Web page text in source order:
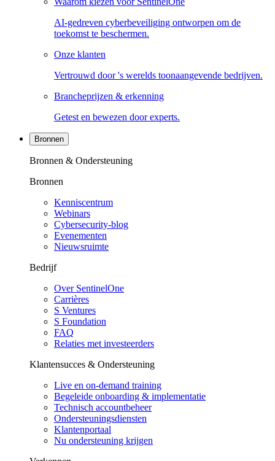
AI-gedreven cyberbeveiliging ontworpen om de
toekomst te beschermen.
Onze klanten
Vertrouwd door 's werelds toonaangevende bedrijven.
Brancheprijzen & erkenning
Getest en bewezen door experts.
Bronnen
Bronnen & Ondersteuning
Bronnen
Kenniscentrum
Webinars
Cybersecurity-blog
Evenementen
Nieuwsruimte
Bedrijf
Over SentinelOne
Carrières
S Ventures
S Foundation
FAQ
Relaties met investeerders
Klantensucces & Ondersteuning
Live en on-demand training
Begeleide onboarding & implementatie
Technisch accountbeheer
Ondersteuningsdiensten
Klantenportaal
Nu ondersteuning krijgen